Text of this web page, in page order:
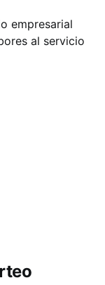
empresarial
al servicio